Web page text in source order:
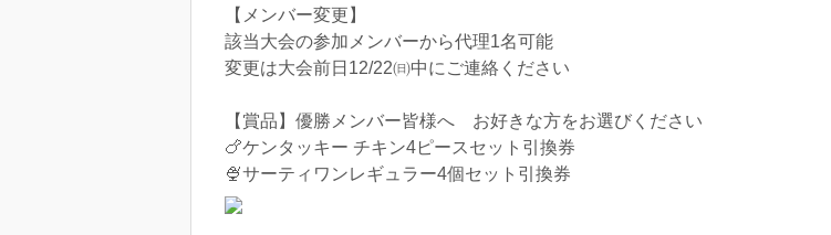
【メンバー変更】
該当大会の参加メンバーから代理1名可能
変更は大会前日12/22㈰中にご連絡ください
【賞品】優勝メンバー皆様へ お好きな方をお選びください
🍗ケンタッキー チキン4ピースセット引換券
🍨サーティワンレギュラー4個セット引換券